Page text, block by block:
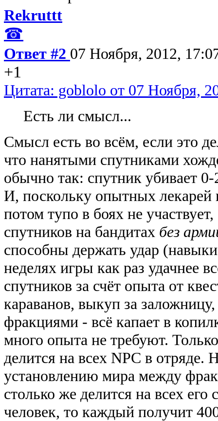
Rekruttt
☎
Ответ #2 07 Ноября, 2012,
+1
Цитата: goblolo от 07 Ноября,
Есть ли смысл...
Смысл есть во всём, если это
что нанятыми спутниками
обычно так: спутник убивает
И, поскольку опытных лекарей
потом тупо в боях не
спутников на бандитах без
способны держать удар
неделях игры как раз удачнее
спутников за счёт опыта от
караванов, выкуп за
фракциями - всё капает в
много опыта не требуют.
делится на всех NPC в отряде.
установлению мира между
столько же делится на всех
человек, то каждый получит